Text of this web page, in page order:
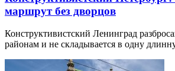
маршрут без дворцов
Конструктивистский Ленинград
районам и не складывается в одну